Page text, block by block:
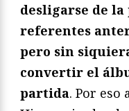
desligarse de la
referentes
pero sin
convertir el
partida. Por eso